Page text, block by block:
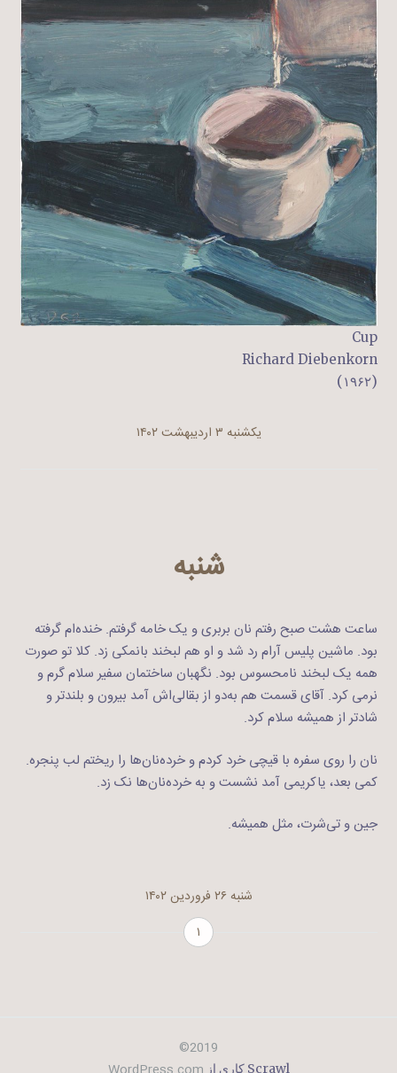
Cup
Richard Diebenkorn
(۱۹۶۲)
یکشنبه ۳ اردیبهشت ۱۴۰۲
شنبه
ساعت هشت صبح رفتم نان بربری و یک خامه گرفتم. خنده‌ام گرفته
بود. ماشین پلیس آرام رد شد و او هم لبخند بانمکی زد. کلا تو صورت
همه یک لبخند نامحسوس بود. نگهبان ساختمان سفیر سلام گرم و
نرمی کرد. آقای قسمت هم به‌دو از بقالی‌اش آمد بیرون و بلندتر و
شادتر از همیشه سلام کرد.
نان را روی سفره‌ با قیچی خرد کردم و خرده‌نان‌ها را ریختم لب پنجره.
کمی بعد، یاکریمی آمد نشست و به خرده‌نان‌ها نک زد.
جین و تی‌شرت، مثل همیشه.
شنبه ۲۶ فروردین ۱۴۰۲
۱
2019©
Scrawl کاری از